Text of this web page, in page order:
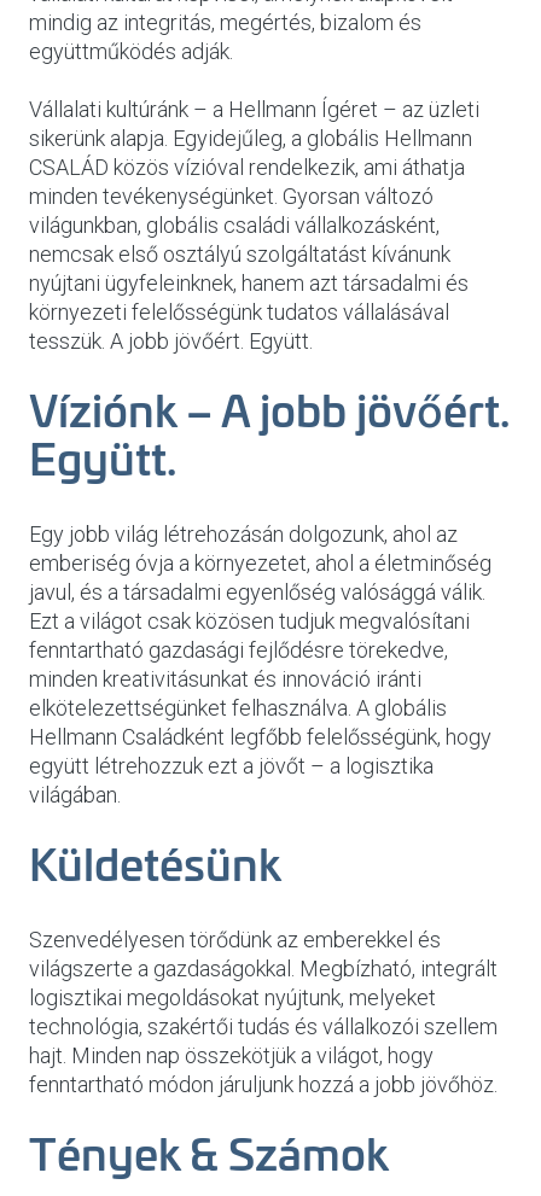
mindig az integritás, megértés, bizalom és
együttműködés adják.
Vállalati kultúránk – a Hellmann Ígéret – az üzleti
sikerünk alapja. Egyidejűleg, a globális Hellmann
CSALÁD közös vízióval rendelkezik, ami áthatja
minden tevékenységünket. Gyorsan változó
világunkban, globális családi vállalkozásként,
nemcsak első osztályú szolgáltatást kívánunk
nyújtani ügyfeleinknek, hanem azt társadalmi és
környezeti felelősségünk tudatos vállalásával
tesszük. A jobb jövőért. Együtt.
Víziónk – A jobb jövőért.
Együtt.
Egy jobb világ létrehozásán dolgozunk, ahol az
emberiség óvja a környezetet, ahol a életminőség
javul, és a társadalmi egyenlőség valósággá válik.
Ezt a világot csak közösen tudjuk megvalósítani
fenntartható gazdasági fejlődésre törekedve,
minden kreativitásunkat és innováció iránti
elkötelezettségünket felhasználva. A globális
Hellmann Családként legfőbb felelősségünk, hogy
együtt létrehozzuk ezt a jövőt – a logisztika
világában.
Küldetésünk
Szenvedélyesen törődünk az emberekkel és
világszerte a gazdaságokkal. Megbízható, integrált
logisztikai megoldásokat nyújtunk, melyeket
technológia, szakértői tudás és vállalkozói szellem
hajt. Minden nap összekötjük a világot, hogy
fenntartható módon járuljunk hozzá a jobb jövőhöz.
Tények & Számok